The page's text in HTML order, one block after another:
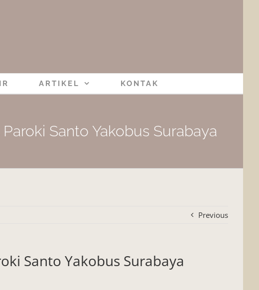
ARTIKEL KONTAK
Santo Yakobus Surabaya
Previous
Santo Yakobus Surabaya